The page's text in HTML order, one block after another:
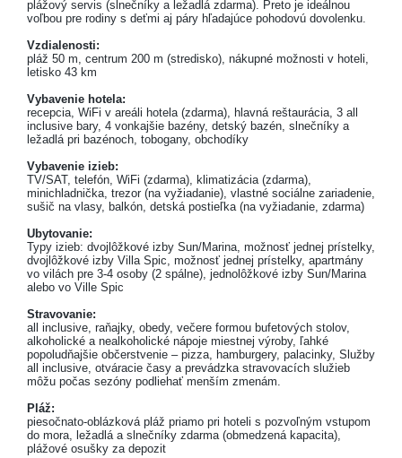
plážový servis (slnečníky a ležadlá zdarma). Preto je ideálnou
voľbou pre rodiny s deťmi aj páry hľadajúce pohodovú dovolenku.
Vzdialenosti:
pláž 50 m, centrum 200 m (stredisko), nákupné možnosti v hoteli,
letisko 43 km
Vybavenie hotela:
recepcia, WiFi v areáli hotela (zdarma), hlavná reštaurácia, 3 all
inclusive bary, 4 vonkajšie bazény, detský bazén, slnečníky a
ležadlá pri bazénoch, tobogany, obchodíky
Vybavenie izieb:
TV/SAT, telefón, WiFi (zdarma), klimatizácia (zdarma),
minichladnička, trezor (na vyžiadanie), vlastné sociálne zariadenie,
sušič na vlasy, balkón, detská postieľka (na vyžiadanie, zdarma)
Ubytovanie:
Typy izieb: dvojlôžkové izby Sun/Marina, možnosť jednej prístelky,
dvojlôžkové izby Villa Spic, možnosť jednej prístelky, apartmány
vo vilách pre 3-4 osoby (2 spálne), jednolôžkové izby Sun/Marina
alebo vo Ville Spic
Stravovanie:
all inclusive, raňajky, obedy, večere formou bufetových stolov,
alkoholické a nealkoholické nápoje miestnej výroby, ľahké
popoludňajšie občerstvenie – pizza, hamburgery, palacinky, Služby
all inclusive, otváracie časy a prevádzka stravovacích služieb
môžu počas sezóny podliehať menším zmenám.
Pláž:
piesočnato-oblázková pláž priamo pri hoteli s pozvoľným vstupom
do mora, ležadlá a slnečníky zdarma (obmedzená kapacita),
plážové osušky za depozit